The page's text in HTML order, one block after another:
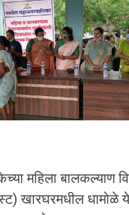
महिला बालकल्याण
खारघरमधील धामोळे